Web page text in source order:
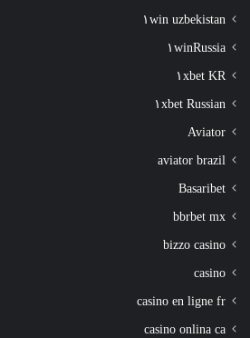
١win uzbekistan
١winRussia
١xbet KR
١xbet Russian
Aviator
aviator brazil
Basaribet
bbrbet mx
bizzo casino
casino
casino en ligne fr
casino onlina ca